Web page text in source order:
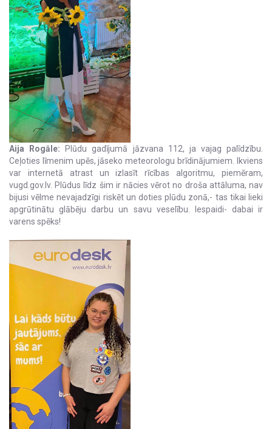
Aija Rogāle:
Plūdu gadījumā jāzvana 112, ja vajag palīdzību.
Ceļoties līmenim upēs, jāseko meteorologu brīdinājumiem. Ikviens
var internetā atrast un izlasīt rīcības algoritmu, piemēram,
vugd.gov.lv. Plūdus līdz šim ir nācies vērot no droša attāluma, nav
bijusi vēlme nevajadzīgi riskēt un doties plūdu zonā,- tas tikai lieki
apgrūtinātu glābēju darbu un savu veselību. Iespaidi- dabai ir
varens spēks!